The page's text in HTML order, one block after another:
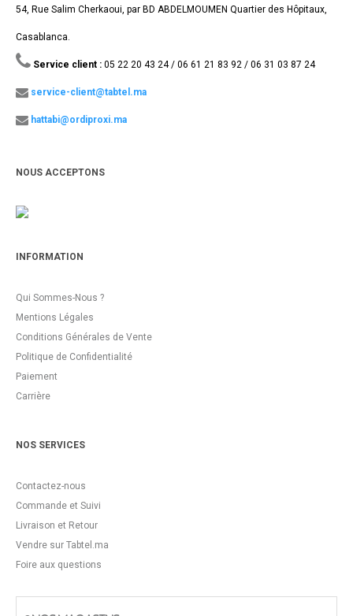
54, Rue Salim Cherkaoui, par BD ABDELMOUMEN Quartier des Hôpitaux,
Casablanca.
Service client : 05 22 20 43 24 / 06 61 21 83 92 / 06 31 03 87 24
service-client@tabtel.ma
hattabi@ordiproxi.ma
NOUS ACCEPTONS
INFORMATION
Qui Sommes-Nous ?
Mentions Légales
Conditions Générales de Vente
Politique de Confidentialité
Paiement
Carrière
NOS SERVICES
Contactez-nous
Commande et Suivi
Livraison et Retour
Vendre sur Tabtel.ma
Foire aux questions